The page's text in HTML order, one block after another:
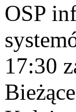
OSP
17:30